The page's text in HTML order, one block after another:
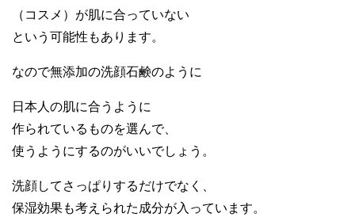
（コスメ）が肌に合っていない
という可能性もあります。
なので無添加の洗顔石鹸のように
日本人の肌に合うように
作られているものを選んで、
使うようにするのがいいでしょう。
洗顔してさっぱりするだけでなく、
保湿効果も考えられた成分が入っています。